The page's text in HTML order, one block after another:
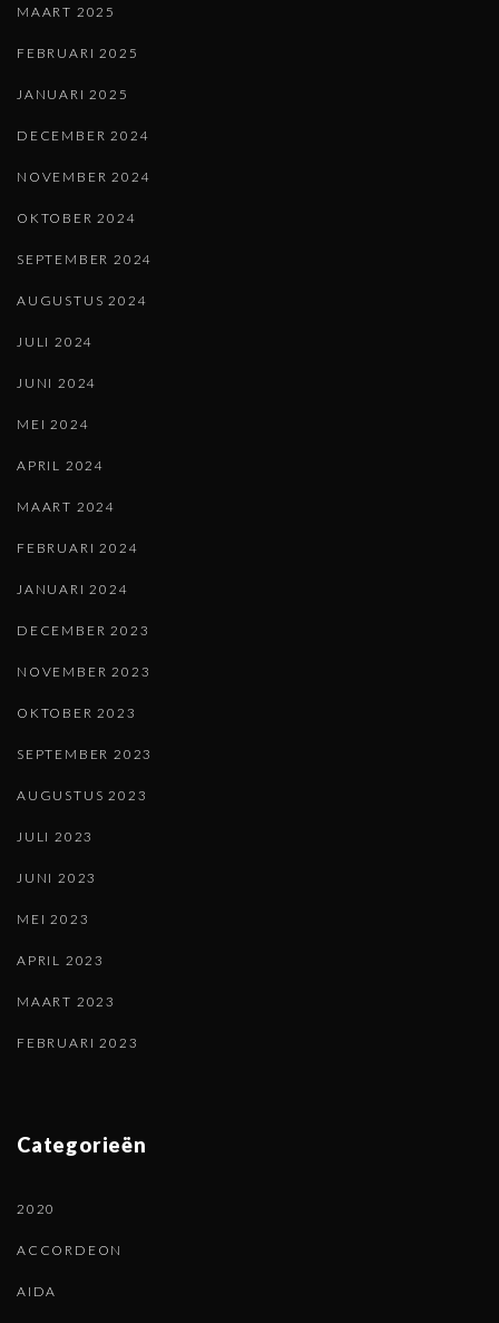
MAART 2025
FEBRUARI 2025
JANUARI 2025
DECEMBER 2024
NOVEMBER 2024
OKTOBER 2024
SEPTEMBER 2024
AUGUSTUS 2024
JULI 2024
JUNI 2024
MEI 2024
APRIL 2024
MAART 2024
FEBRUARI 2024
JANUARI 2024
DECEMBER 2023
NOVEMBER 2023
OKTOBER 2023
SEPTEMBER 2023
AUGUSTUS 2023
JULI 2023
JUNI 2023
MEI 2023
APRIL 2023
MAART 2023
FEBRUARI 2023
Categorieën
2020
ACCORDEON
AIDA